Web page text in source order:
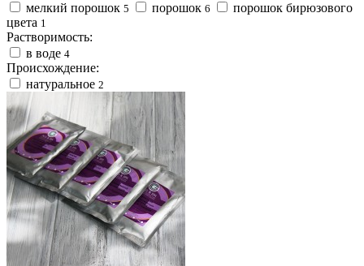
мелкий порошок 5 порошок 6
порошок бирюзового
цвета 1
Растворимость:
в воде 4
Происхождение:
натуральное 2